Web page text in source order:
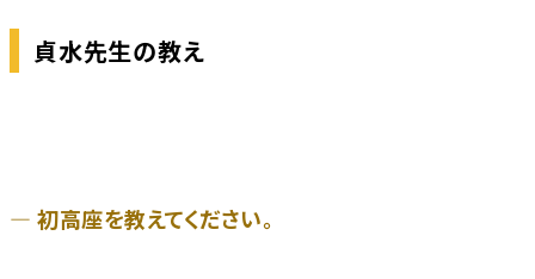
貞水先生の教え
― 初高座を教えてください。